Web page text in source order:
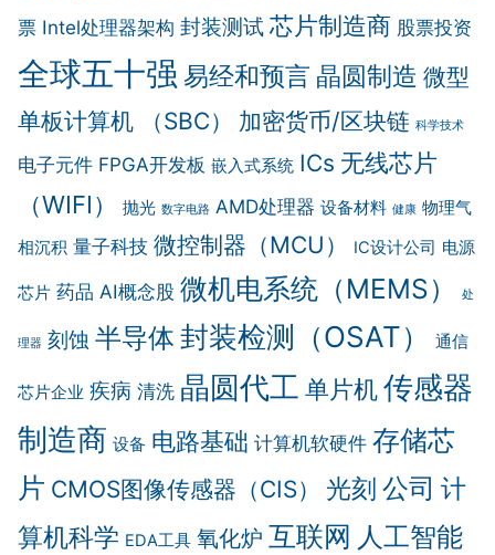
票 Intel处理器架构 封装测试 芯片制造商 股票投资
全球五十强 易经和预言 晶圆制造 微型
单板计算机 （SBC）
加密货币/区块链 科学技术
电子元件 FPGA开发板 嵌入式系统 ICs 无线芯片
（WIFI）
抛光 数字电路 AMD处理器 设备材料 健康 物理气
相沉积 量子科技 微控制器（MCU） IC设计公司 电源
芯片 药品 AI概念股 微机电系统（MEMS） 处
理器 刻蚀 半导体 封装检测（OSAT） 通信
芯片企业 疾病 清洗 晶圆代工 单片机传感器
制造商 设备 电路基础 计算机软硬件 存储芯
片 CMOS图像传感器（CIS） 光刻 公司 计
算机科学 EDA工具 氧化炉 互联网 人工智能